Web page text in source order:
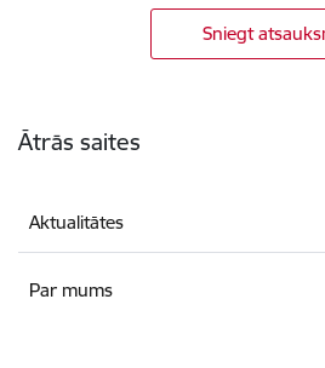
Sniegt
Ātrās saites
Aktualitātes
Par mums